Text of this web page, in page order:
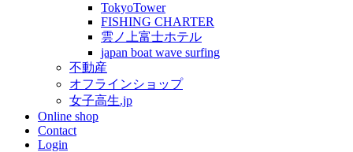
TokyoTower
FISHING CHARTER
雲ノ上富士ホテル
japan boat wave surfing
不動産
オフラインショップ
女子高生.jp
Online shop
Contact
Login